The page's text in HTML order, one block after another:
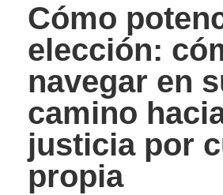
Cómo
elección:
navegar en
camino
justicia por
propia